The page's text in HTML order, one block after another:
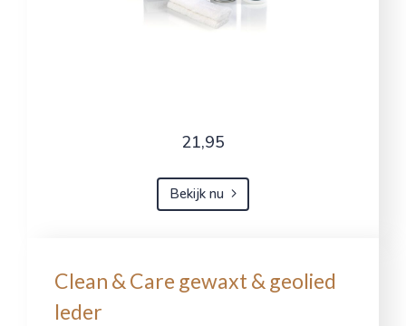
21,95
Bekijk nu
Clean & Care gewaxt & geolied
leder